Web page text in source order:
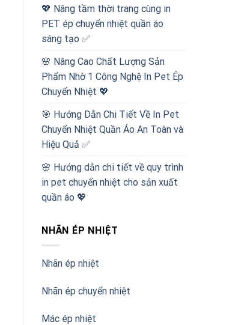
💖 Nâng tầm thời trang cùng in
PET ép chuyển nhiệt quần áo
sáng tạo ✅
🌸 Nâng Cao Chất Lượng Sản
Phẩm Nhờ 1 Công Nghệ In Pet Ép
Chuyển Nhiệt 💖
🎯 Hướng Dẫn Chi Tiết Về In Pet
Chuyển Nhiệt Quần Áo An Toàn và
Hiệu Quả ✅
🌸 Hướng dẫn chi tiết về quy trình
in pet chuyển nhiệt cho sản xuất
quần áo 💖
NHÃN ÉP NHIỆT
Nhãn ép nhiệt
Nhãn ép chuyển nhiệt
Mác ép nhiệt